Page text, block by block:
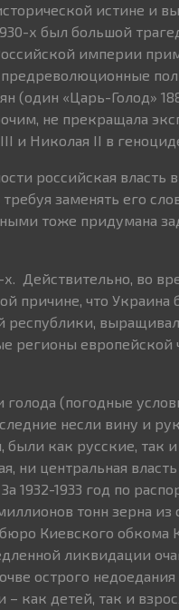
истине и
х был большой
империи
предреволюционные
(один «Царь-Голод»
не прекращала
и Николая II в
российская власть
требуя заменять его
тоже придумана
Действительно, во
причине, что
республики,
европейской
(погодные
несли вину и
были как русские,
ни центральная
1932-1933 год по
тонн зерна из
Киевского обкома
ликвидации
острого
как детей, так и